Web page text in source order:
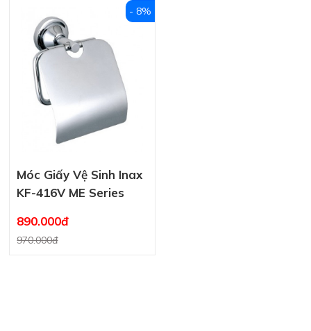
Móc Giấy Vệ Sinh Inax
KF-416V ME Series
890.000đ
970.000đ
- 8%